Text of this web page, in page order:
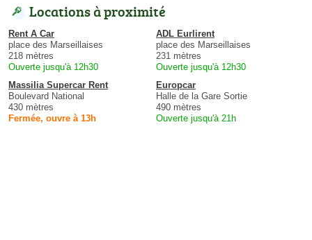
Locations à proximité
Rent A Car
place des Marseillaises
218 mètres
Ouverte jusqu'à 12h30
ADL Eurlirent
place des Marseillaises
231 mètres
Ouverte jusqu'à 12h30
Massilia Supercar Rent
Boulevard National
430 mètres
Fermée, ouvre à 13h
Europcar
Halle de la Gare Sortie
490 mètres
Ouverte jusqu'à 21h